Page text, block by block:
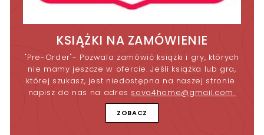
KSIĄŻKI NA ZAMÓWIENIE
"Pre-Order"- Pozwala zamówić książki i gry, których
nie mamy jeszcze w ofercie. Jeśli książka lub gra,
której szukasz, jest niedostępna na naszej stronie
napisz do nas na adres sova4home@gmail.com
ZOBACZ